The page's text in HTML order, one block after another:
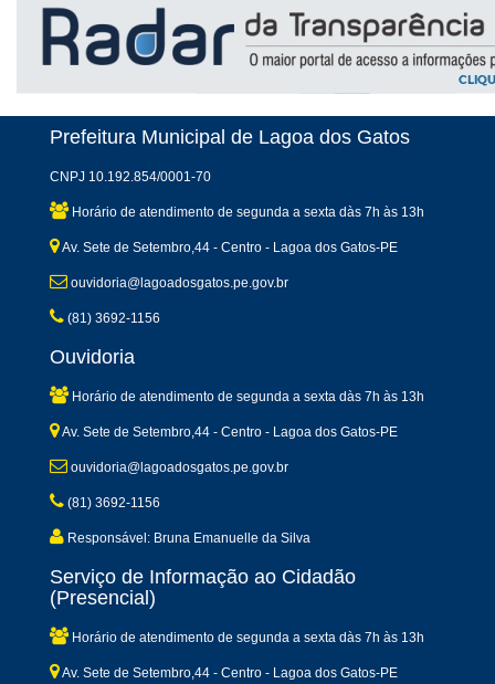
Prefeitura Municipal de Lagoa dos Gatos
CNPJ 10.192.854/0001-70
Horário de atendimento de segunda a sexta dàs 7h às 13h
Av. Sete de Setembro,44 - Centro - Lagoa dos Gatos-PE
ouvidoria@lagoadosgatos.pe.gov.br
(81) 3692-1156
Ouvidoria
Horário de atendimento de segunda a sexta dàs 7h às 13h
Av. Sete de Setembro,44 - Centro - Lagoa dos Gatos-PE
ouvidoria@lagoadosgatos.pe.gov.br
(81) 3692-1156
Responsável: Bruna Emanuelle da Silva
Serviço de Informação ao Cidadão
(Presencial)
Horário de atendimento de segunda a sexta dàs 7h às 13h
Av. Sete de Setembro,44 - Centro - Lagoa dos Gatos-PE